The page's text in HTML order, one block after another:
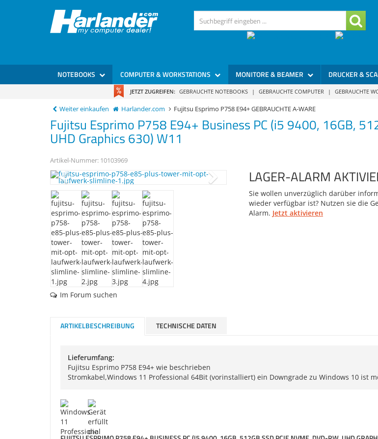
NOTEBOOKS COMPUTER & WORKSTATIONS MONITORE & BEAMER DRUCKER &
JETZT ZUGREIFEN: GEBRAUCHTE NOTEBOOKS | GEBRAUCHTE COMPUTER | GEBRAUCHTE
Weiter einkaufen Harlander.com Fujitsu Esprimo P758 E94+ GEBRAUCHTE A-WARE
Fujitsu Esprimo P758 E94+ Business PC (i5 9400, 16GB,
UHD Graphics 630) W11
Artikel-Nummer: 10103969
Im Forum suchen
LAGER-ALARM
Sie wollen unverzüglich darüber
wieder verfügbar ist? Nutzen sie die
Alarm. Jetzt aktivieren
ARTIKELBESCHREIBUNG TECHNISCHE DATEN
Lieferumfang:
Fujitsu Esprimo P758 E94+ wie beschrieben
Stromkabel,Windows 11 Professional 64Bit (vorinstalliert) ein Downgrade zu Windows 10 ist